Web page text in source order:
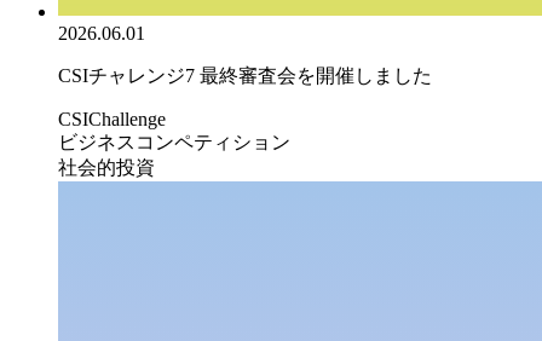
2026.06.01
CSIチャレンジ7 最終審査会を開催しました
CSIChallenge
ビジネスコンペティション
社会的投資